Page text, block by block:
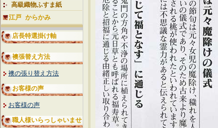
高級織物ふすま紙
江戸 からかみ
店長特選掛け軸
襖張替え方法
襖の張り替え方法
お客様の声
お客様の声
職人様いらっしゃいませ